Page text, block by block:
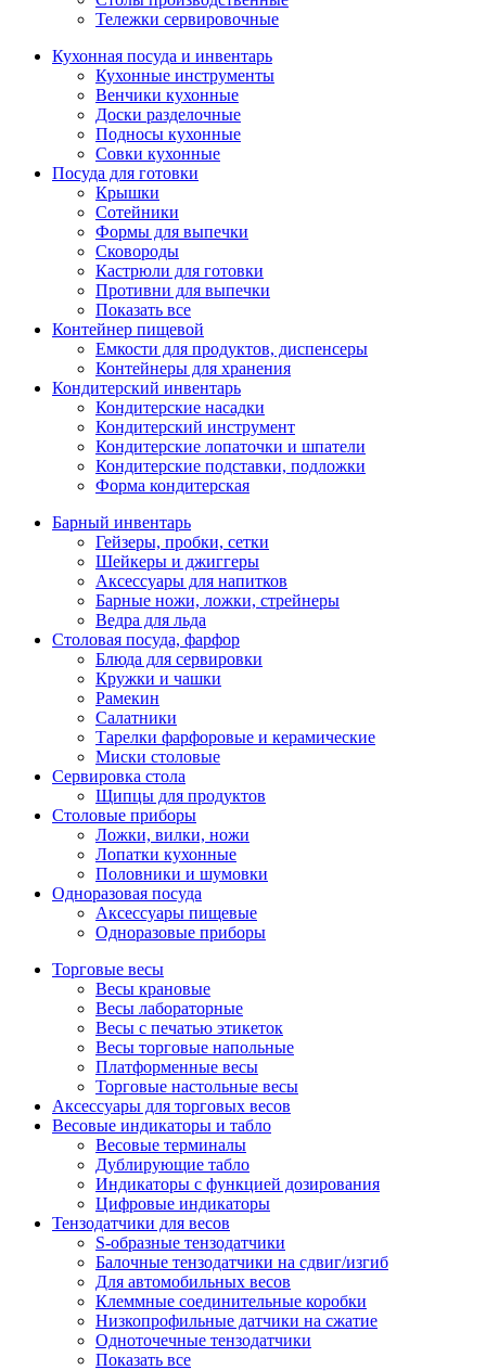
Тележки сервировочные
Кухонная посуда и инвентарь
Кухонные инструменты
Венчики кухонные
Доски разделочные
Подносы кухонные
Совки кухонные
Посуда для готовки
Крышки
Сотейники
Формы для выпечки
Сковороды
Кастрюли для готовки
Противни для выпечки
Показать все
Контейнер пищевой
Емкости для продуктов, диспенсеры
Контейнеры для хранения
Кондитерский инвентарь
Кондитерские насадки
Кондитерский инструмент
Кондитерские лопаточки и шпатели
Кондитерские подставки, подложки
Форма кондитерская
Барный инвентарь
Гейзеры, пробки, сетки
Шейкеры и джиггеры
Аксессуары для напитков
Барные ножи, ложки, стрейнеры
Ведра для льда
Столовая посуда, фарфор
Блюда для сервировки
Кружки и чашки
Рамекин
Салатники
Тарелки фарфоровые и керамические
Миски столовые
Сервировка стола
Щипцы для продуктов
Столовые приборы
Ложки, вилки, ножи
Лопатки кухонные
Половники и шумовки
Одноразовая посуда
Аксессуары пищевые
Одноразовые приборы
Торговые весы
Весы крановые
Весы лабораторные
Весы с печатью этикеток
Весы торговые напольные
Платформенные весы
Торговые настольные весы
Аксессуары для торговых весов
Весовые индикаторы и табло
Весовые терминалы
Дублирующие табло
Индикаторы с функцией дозирования
Цифровые индикаторы
Тензодатчики для весов
S-образные тензодатчики
Балочные тензодатчики на сдвиг/изгиб
Для автомобильных весов
Клеммные соединительные коробки
Низкопрофильные датчики на сжатие
Одноточечные тензодатчики
Показать все